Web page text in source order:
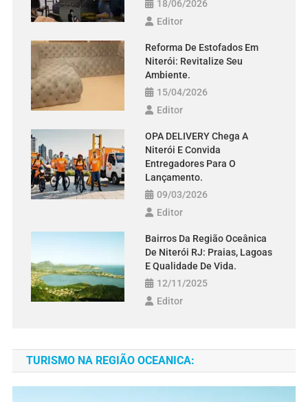
18/06/2026
Editor
Reforma De Estofados Em
Niterói: Revitalize Seu
Ambiente.
15/04/2026
Editor
OPA DELIVERY Chega A
Niterói E Convida
Entregadores Para O
Lançamento.
09/03/2026
Editor
Bairros Da Região Oceânica
De Niterói RJ: Praias, Lagoas
E Qualidade De Vida.
12/11/2025
Editor
TURISMO NA REGIÃO OCEANICA: